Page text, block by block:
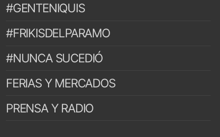
#GENTENIQUIS
#FRIKISDELPARAMO
#NUNCA SUCEDIÓ
FERIAS Y MERCADOS
PRENSA Y RADIO